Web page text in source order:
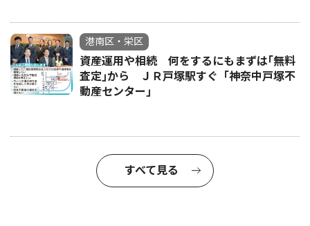
港南区・栄区
資産運用や相続 何をするにもまずは｢無料
査定｣から ＪＲ戸塚駅すぐ「神奈中戸塚不
動産センター｣
すべて見る